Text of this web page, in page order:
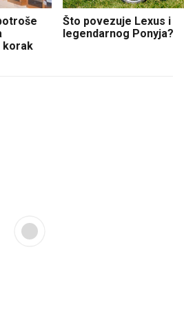
korak
Što povezuje Lexus i
legendarnog Ponyja?